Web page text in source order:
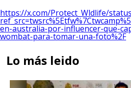
https://x.com/Protect_Wldlife/
en-australia-por-influencer-que-
wombat-para-tomar-una-foto%2F
Lo más leido